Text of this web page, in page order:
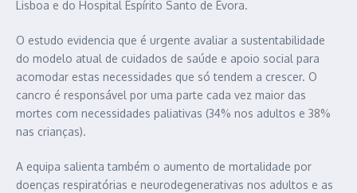
Lisboa e do Hospital Espírito Santo de Évora.
O estudo evidencia que é urgente avaliar a sustentabilidade
do modelo atual de cuidados de saúde e apoio social para
acomodar estas necessidades que só tendem a crescer. O
cancro é responsável por uma parte cada vez maior das
mortes com necessidades paliativas (34% nos adultos e 38%
nas crianças).
A equipa salienta também o aumento de mortalidade por
doenças respiratórias e neurodegenerativas nos adultos e as